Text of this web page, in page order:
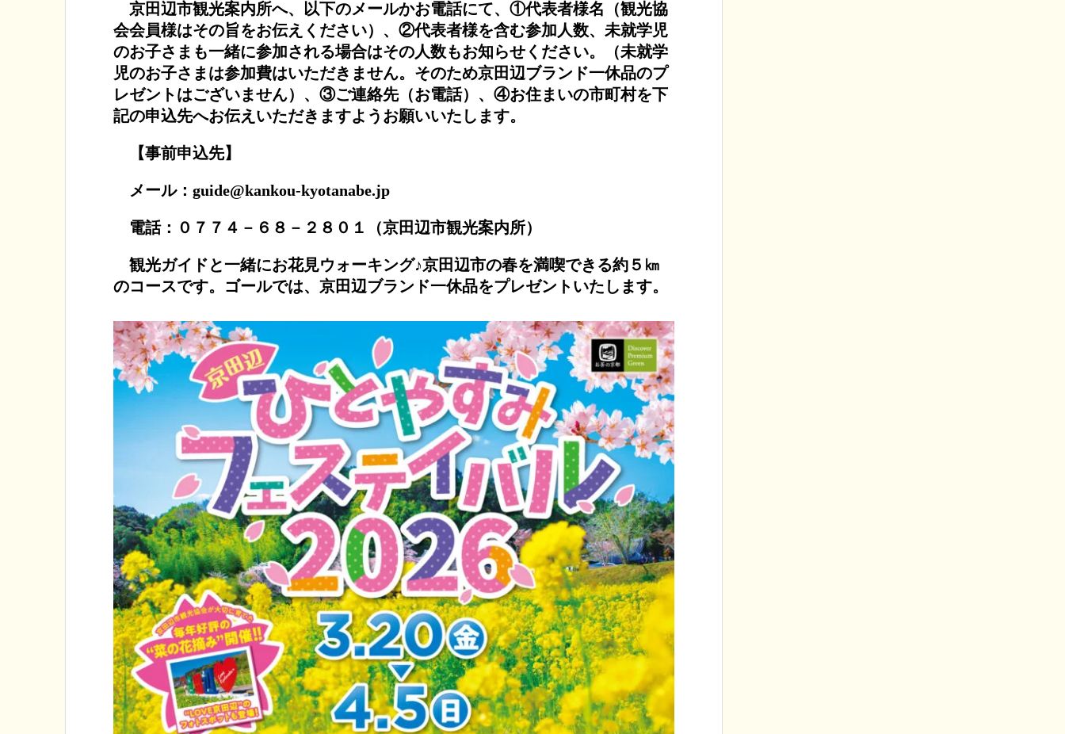
京田辺市観光案内所へ、以下のメールかお電話にて、①代表者様名（観光協
会会員様はその旨をお伝えください）、②代表者様を含む参加人数、未就学児
のお子さまも一緒に参加される場合はその人数もお知らせください。（未就学
児のお子さまは参加費はいただきません。そのため京田辺ブランド一休品のプ
レゼントはございません）、③ご連絡先（お電話）、④お住まいの市町村を下
記の申込先へお伝えいただきますようお願いいたします。
【事前申込先】
メール：guide@kankou-kyotanabe.jp
電話：０７７４－６８－２８０１（京田辺市観光案内所）
観光ガイドと一緒にお花見ウォーキング♪京田辺市の春を満喫できる約５㎞
のコースです。ゴールでは、京田辺ブランド一休品をプレゼントいたします。